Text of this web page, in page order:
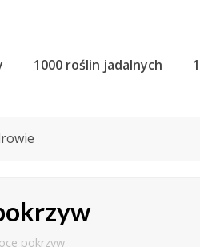
1000 roślin jadalnych
pokrzyw